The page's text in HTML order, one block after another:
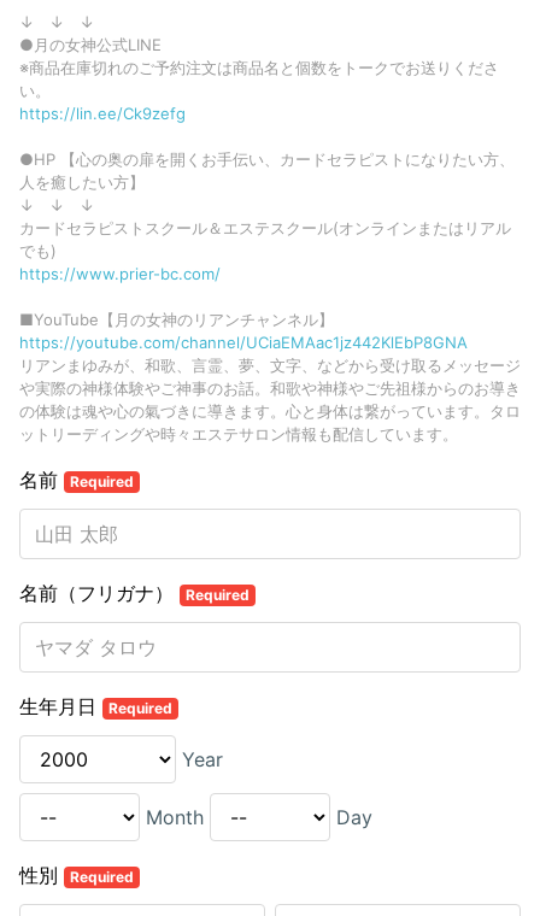
↓ ↓ ↓
●月の女神公式LINE
※商品在庫切れのご予約注文は商品名と個数をトークでお送りくださ
い。
https://lin.ee/Ck9zefg
●HP 【心の奥の扉を開くお手伝い、カードセラピストになりたい方、
人を癒したい方】
↓ ↓ ↓
カードセラピストスクール＆エステスクール(オンラインまたはリアル
でも)
https://www.prier-bc.com/
■YouTube【月の女神のリアンチャンネル】
https://youtube.com/channel/UCiaEMAac1jz442KlEbP8GNA
リアンまゆみが、和歌、言霊、夢、文字、などから受け取るメッセージ
や実際の神様体験やご神事のお話。和歌や神様やご先祖様からのお導き
の体験は魂や心の氣づきに導きます。心と身体は繋がっています。タロ
ットリーディングや時々エステサロン情報も配信しています。
名前 Required
名前（フリガナ） Required
生年月日 Required
Year
Month Day
性別 Required